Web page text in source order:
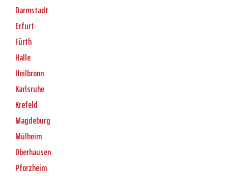
Darmstadt
Erfurt
Fürth
Halle
Heilbronn
Karlsruhe
Krefeld
Magdeburg
Mülheim
Oberhausen
Pforzheim